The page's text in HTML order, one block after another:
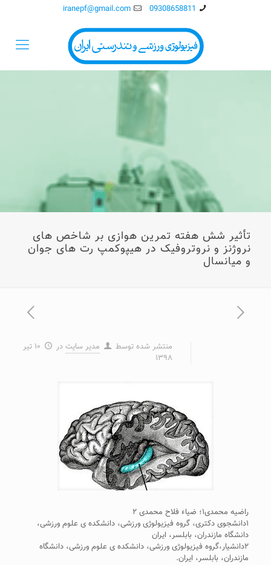
09308658811
iranepf@gmail.com
تأثیر شش هفته تمرین هوازی بر شاخص های
نروژنز و نروتروفیک در هیپوکمپ رت های جوان
و میانسال
منتشر شده توسط مدیر سایت در
۱۰ تیر
۱۳۹۸
راضیه محمدی۱؛ ضیاء فلاح محمدی ۲
۱دانشجوی دکتری، گروه فیزیولوژی ورزشی، دانشکده ی علوم ورزشی،
دانشگاه مازندران، بابلسر، ایران
۲دانشیار،گروه فیزیولوژی ورزشی، دانشکده ی علوم ورزشی، دانشگاه
مازندران، بابلسر، ایران.